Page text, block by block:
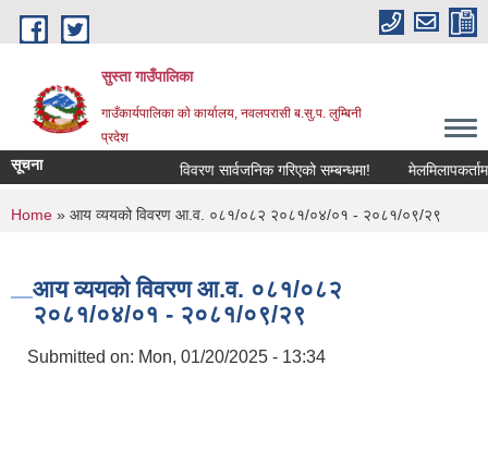
Skip to main content
सुस्ता गाउँपालिका
गाउँकार्यपालिका काे कार्यालय, नवलपरासी ब.सु.प. लुम्बिनी
प्रदेश
सूचना विवरण सार्वजनिक गरिएको सम्बन्धमा!
You are here
Home » आय व्ययको विवरण आ.व. ०८१/०८२ २०८१/०४/०१ - २०८१/०९/२९
आय व्ययको विवरण आ.व. ०८१/०८२
२०८१/०४/०१ - २०८१/०९/२९
Submitted on: Mon, 01/20/2025 - 13:34